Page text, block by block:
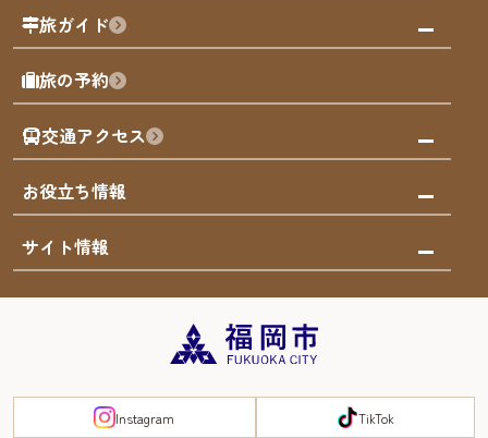
福岡を楽しむ
福岡のアート
福岡のナイトタイム
福岡の歴史・文化
サステナブルツーリズム
福岡検定
よかなび音声ガイド
博多旧市街
FUKUOKA EAST&WEST COAST
観る・遊ぶ
屋台
買う
体験
泊まる
旅ガイド
モデルコース
AIおまかせコース
オリジナルプラン
みんなの旅行記
旅の予約
交通アクセス
市内交通ガイド
お得なチケット
お役立ち情報
お知らせ
災害情報
サイト情報
まち歩き・体験プログラム掲載申込
Instagram TikTok